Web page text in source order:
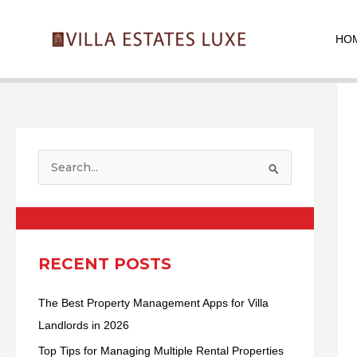
c
o
r
RECENT POSTS
The Best Property Management Apps for Villa
Landlords in 2026
Top Tips for Managing Multiple Rental Properties